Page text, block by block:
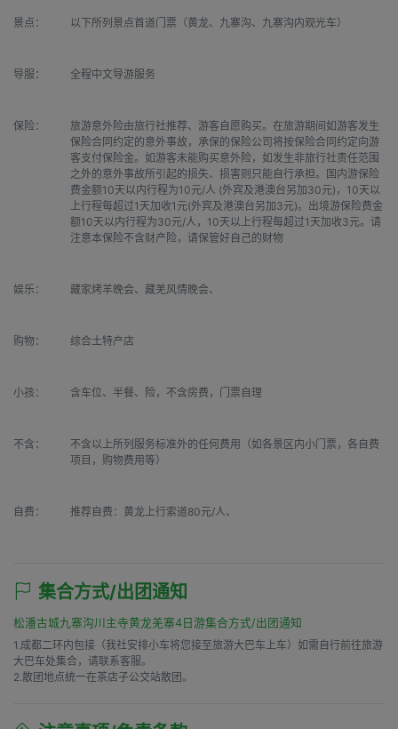
景点： 以下所列景点首道门票（黄龙、九寨沟、九寨沟内观光车）
导服： 全程中文导游服务
保险：
旅游意外险由旅行社推荐、游客自愿购买。在旅游期间如游客发生
保险合同约定的意外事故，承保的保险公司将按保险合同约定向游
客支付保险金。如游客未能购买意外险，如发生非旅行社责任范围
之外的意外事故所引起的损失、损害则只能自行承担。国内游保险
费金额10天以内行程为10元/人 (外宾及港澳台另加30元)，10天以
上行程每超过1天加收1元(外宾及港澳台另加3元)。出境游保险费金
额10天以内行程为30元/人，10天以上行程每超过1天加收3元。请
注意本保险不含财产险，请保管好自己的财物
娱乐： 藏家烤羊晚会、藏羌风情晚会、
购物： 综合土特产店
小孩： 含车位、半餐、险，不含房费，门票自理
不含：
不含以上所列服务标准外的任何费用（如各景区内小门票，各自费
项目，购物费用等）
自费： 推荐自费：黄龙上行索道80元/人、
集合方式/出团通知
松潘古城九寨沟川主寺黄龙羌寨4日游集合方式/出团通知
1.成都二环内包接（我社安排小车将您接至旅游大巴车上车）如需自行前往旅游
大巴车处集合，请联系客服。
2.散团地点统一在茶店子公交站散团。